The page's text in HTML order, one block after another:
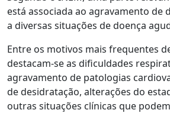
está associada ao agravamento de
a diversas situações de doença
Entre os motivos mais frequentes
destacam-se as dificuldades
agravamento de patologias
de desidratação, alterações do
outras situações clínicas que